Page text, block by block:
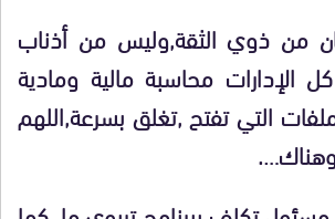
من ذوي الثقة,وليس من أذناب
كل الإدارات محاسبة مالية ومادية
التي تفتح ,تغلق بسرعة,اللهم